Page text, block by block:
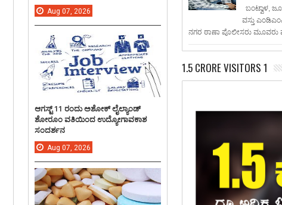
ಬಂಟ್ವಾಳ,
ವಸ್ತು
ನಗರ ಠಾಣಾ ಪೊಲೀಸರು
1.5 CRORE VISITORS 1
Aug 07, 2026
ಆಗಸ್ಟ್ 11 ರಂದು ಅಶೋಕ್ ಲೈಲ್ಯಾಂಡ್
ಶೋರೂಂ ವತಿಯಿಂದ ಉದ್ಯೋಗಾವಕಾಶ
ಸಂದರ್ಶನ
Aug 07, 2026